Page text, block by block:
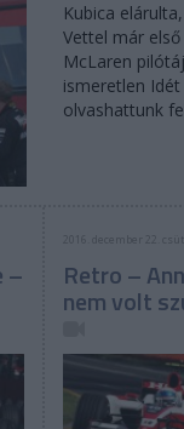
Kubica
Vettel már
McLaren
ismeretlen
olvashattunk
–
2016. december 22.
Retro –
nem volt